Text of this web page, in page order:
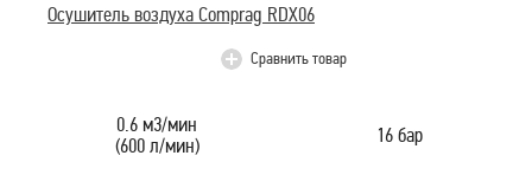
Осушитель воздуха Comprag RDX06
Сравнить товар
0.6 м3/мин
(600 л/мин)
16 бар